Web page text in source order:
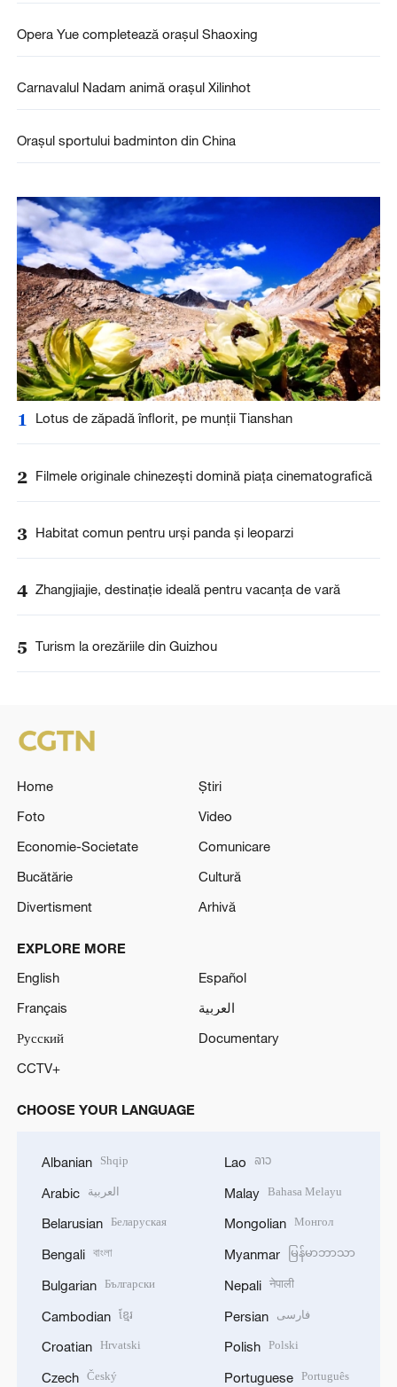
Opera Yue completează orașul Shaoxing
Carnavalul Nadam animă orașul Xilinhot
Orașul sportului badminton din China
1 Lotus de zăpadă înflorit, pe munții Tianshan
2 Filmele originale chinezești domină piața cinematografică
3 Habitat comun pentru urși panda și leoparzi
4 Zhangjiajie, destinație ideală pentru vacanța de vară
5 Turism la orezăriile din Guizhou
Home
Știri
Foto
Video
Economie-Societate
Comunicare
Bucătărie
Cultură
Divertisment
Arhivă
EXPLORE MORE
English
Español
Français
العربية
Русский
Documentary
CCTV+
CHOOSE YOUR LANGUAGE
Albanian Shqip
Arabic العربية
Belarusian Беларуская
Bengali বাংলা
Bulgarian Български
Cambodian ខ្មែរ
Croatian Hrvatski
Czech Český
Lao ລາວ
Malay Bahasa Melayu
Mongolian Монгол
Myanmar မြန်မာဘာသာ
Nepali नेपाली
Persian فارسی
Polish Polski
Portuguese Português